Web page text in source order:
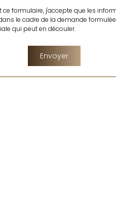
formulaire, j'accepte que les
le cadre de la demande
qui peut en découler.